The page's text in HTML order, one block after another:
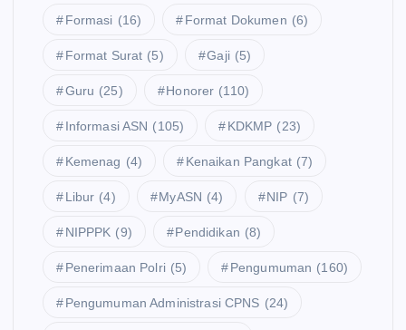
Formasi (16) Format Dokumen (6)
Format Surat (5) Gaji (5)
Guru (25) Honorer (110)
Informasi ASN (105) KDKMP (23)
Kemenag (4) Kenaikan Pangkat (7)
Libur (4) MyASN (4) NIP (7)
NIPPPK (9) Pendidikan (8)
Penerimaan Polri (5) Pengumuman (160)
Pengumuman Administrasi CPNS (24)